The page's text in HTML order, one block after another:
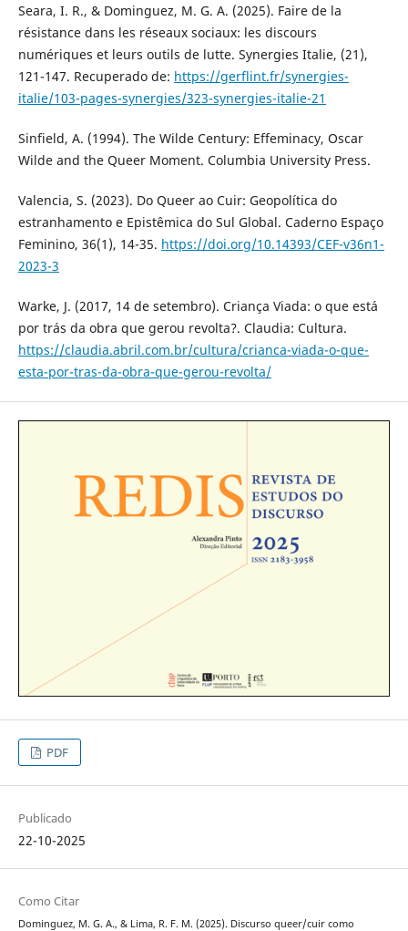
Seara, I. R., & Dominguez, M. G. A. (2025). Faire de la
résistance dans les réseaux sociaux: les discours
numériques et leurs outils de lutte. Synergies Italie, (21),
121-147. Recuperado de: https://gerflint.fr/synergies-
italie/103-pages-synergies/323-synergies-italie-21
Sinfield, A. (1994). The Wilde Century: Effeminacy, Oscar
Wilde and the Queer Moment. Columbia University Press.
Valencia, S. (2023). Do Queer ao Cuir: Geopolítica do
estranhamento e Epistêmica do Sul Global. Caderno Espaço
Feminino, 36(1), 14-35. https://doi.org/10.14393/CEF-v36n1-
2023-3
Warke, J. (2017, 14 de setembro). Criança Viada: o que está
por trás da obra que gerou revolta?. Claudia: Cultura.
https://claudia.abril.com.br/cultura/crianca-viada-o-que-
esta-por-tras-da-obra-que-gerou-revolta/
PDF
Publicado
22-10-2025
Como Citar
Dominguez, M. G. A., & Lima, R. F. M. (2025). Discurso queer/cuir como